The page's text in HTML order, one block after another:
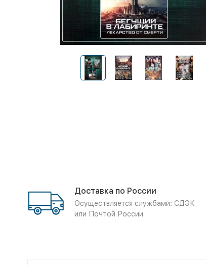
Доставка по России
Осуществляется службами: СДЭК
или Почтой России